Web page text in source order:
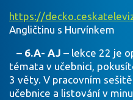
https://
Angličtinu s Hurvínkem
– 6.A- AJ – lekce 22 je
témata v učebnici,
3 věty. V pracovním
učebnice a listování v